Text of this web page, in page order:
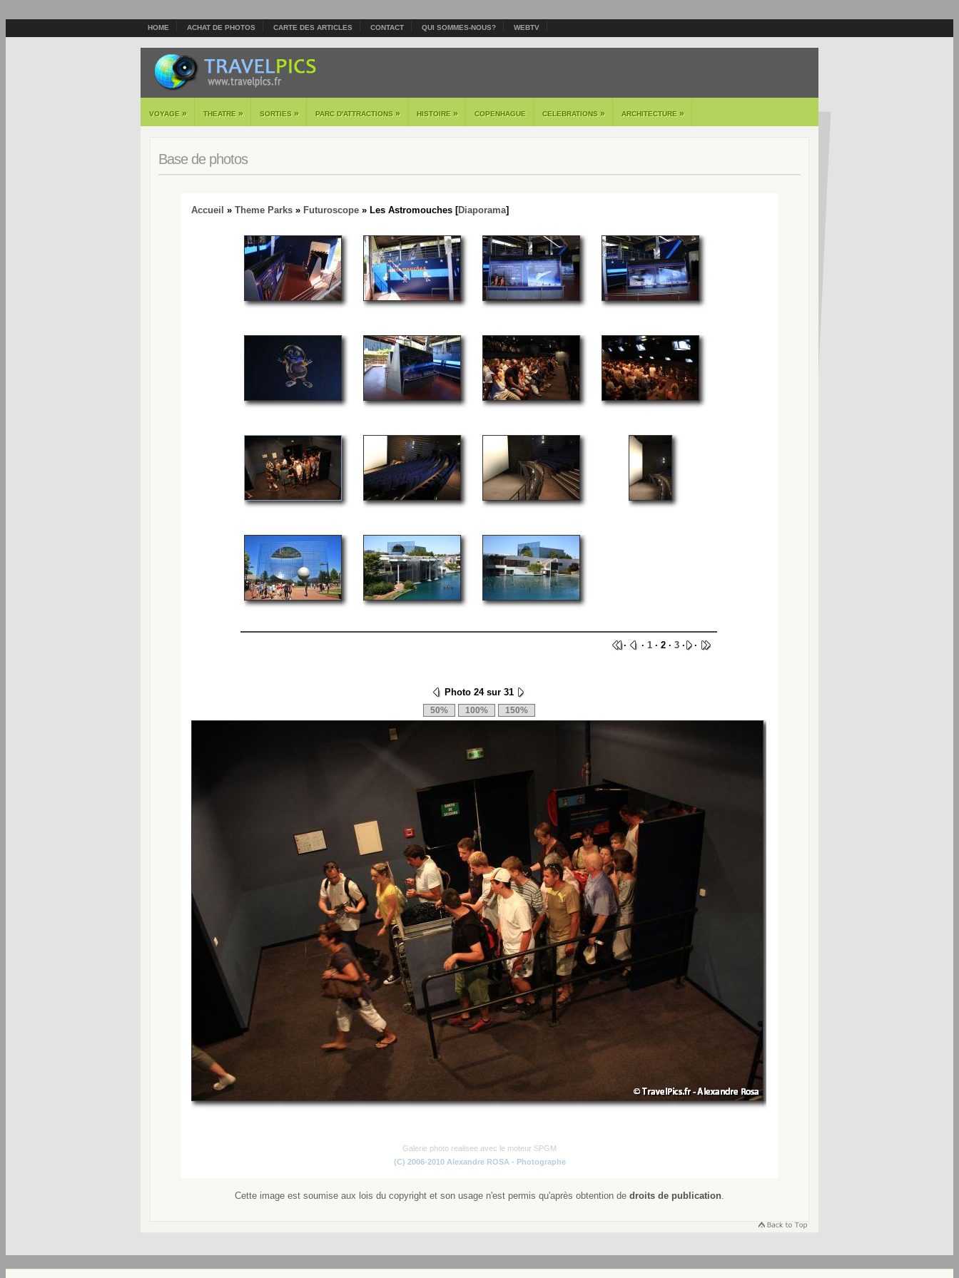
HOME ACHAT DE PHOTOS CARTE DES ARTICLES CONTACT QUI SOMMES-NOUS? WEBTV
VOYAGE » THEATRE » SORTIES » PARC D'ATTRACTIONS » HISTOIRE » COPENHAGUE CELEBRATIONS » ARCHITECTURE »
Base de photos
Accueil » Theme Parks » Futuroscope » Les Astromouches [Diaporama]
· · 1 · 2 · 3 · ·
Photo 24 sur 31
Galerie photo realisee avec le moteur SPGM
(C) 2006-2010 Alexandre ROSA - Photographe
Cette image est soumise aux lois du copyright et son usage n'est permis qu'après obtention de droits de publication.